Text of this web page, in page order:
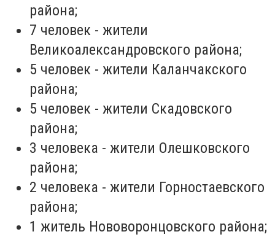
района;
7 человек - жители
Великоалександровского района;
5 человек - жители Каланчакского
района;
5 человек - жители Скадовского
района;
3 человека - жители Олешковского
района;
2 человека - жители Горностаевского
района;
1 житель Нововоронцовского района;